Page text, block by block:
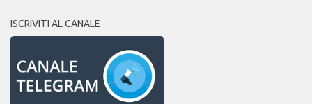
ISCRIVITI AL CANALE